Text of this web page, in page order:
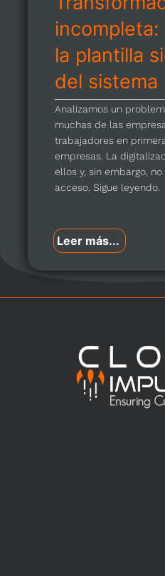
incompleta:
la plantilla
del sistema
Analizamos un
muchas de las
trabajadores en
empresas. La
ellos y, sin embargo,
acceso. Sigue leyendo.
Leer más...